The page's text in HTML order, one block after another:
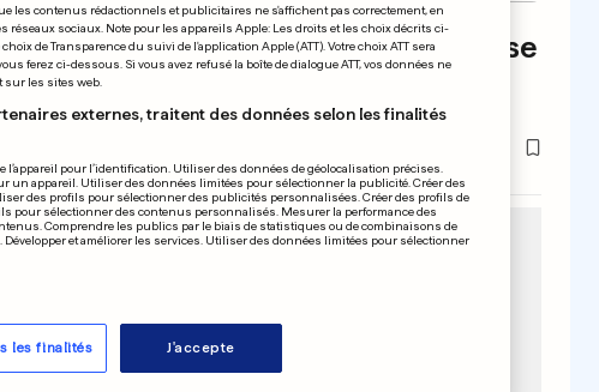
entend
CLEAN BANDIT
Inspirés durant leur mise
à l’arrêt forcé
les contenus rédactionnels et publicitaires ne s'affichent pas correctement, en
sociaux. Note pour les appareils Apple: Les droits et les choix décrits ci-
de Transparence du suivi de l'application Apple (ATT). Votre choix ATT sera
ferez ci-dessous. Si vous avez refusé la boîte de dialogue ATT, vos données ne
les sites web.
externes, traitent des données selon les finalités
pour l’identification. Utiliser des données de géolocalisation précises.
un appareil. Utiliser des données limitées pour sélectionner la publicité. Créer des
des profils pour sélectionner des publicités personnalisées. Créer des profils de
pour sélectionner des contenus personnalisés. Mesurer la performance des
Comprendre les publics par le biais de statistiques ou de combinaisons de
et améliorer les services. Utiliser des données limitées pour sélectionner
les finalités J'accepte